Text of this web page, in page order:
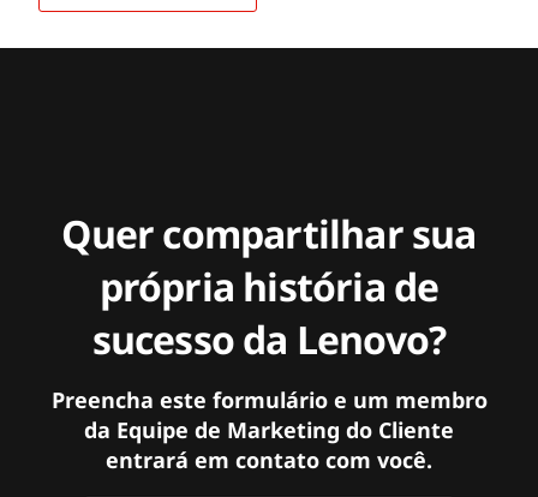
Quer compartilhar sua
própria história de
sucesso da Lenovo?
Preencha este formulário e um membro
da Equipe de Marketing do Cliente
entrará em contato com você.